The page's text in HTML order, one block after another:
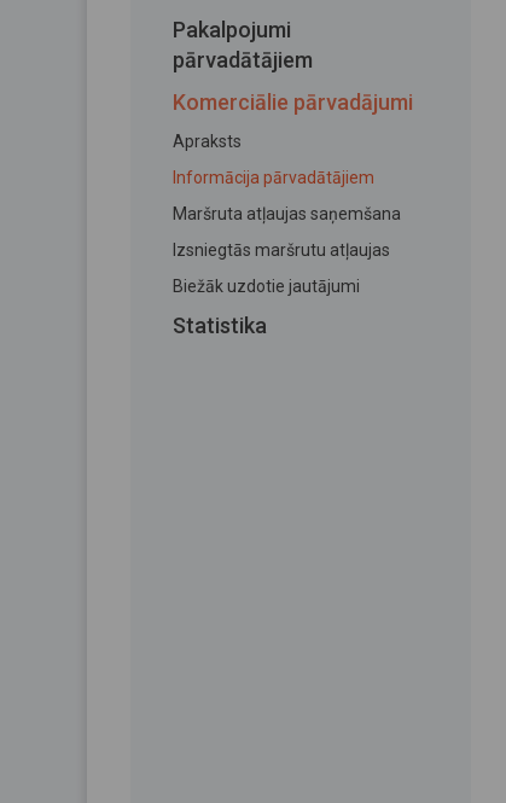
Pakalpojumi
pārvadātājiem
Komerciālie pārvadājumi
Apraksts
Informācija pārvadātājiem
Maršruta atļaujas saņemšana
Izsniegtās maršrutu atļaujas
Biežāk uzdotie jautājumi
Statistika